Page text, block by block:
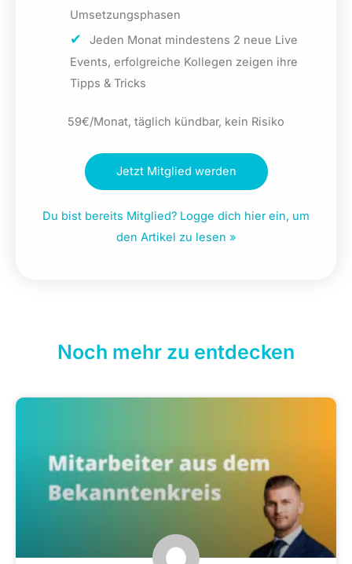
Umsetzungsphasen
Jeden Monat mindestens 2 neue Live
Events, erfolgreiche Kollegen zeigen ihre
Tipps & Tricks
59€/Monat, täglich kündbar, kein Risiko
Jetzt Mitglied werden
Du bist bereits Mitglied? Logge dich hier ein, um
den Artikel zu lesen »
Noch mehr zu entdecken